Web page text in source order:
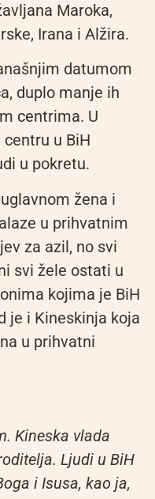
Maroka,
Irana i Alžira.
datumom
duplo manje ih
centrima. U
u BiH
u pokretu.
žena i
u prihvatnim
za azil, no svi
svi žele ostati u
kojima je BiH
je i Kineskinja koja
u prihvatni
Kineska vlada
Ljudi u BiH
i Isusa, kao ja,